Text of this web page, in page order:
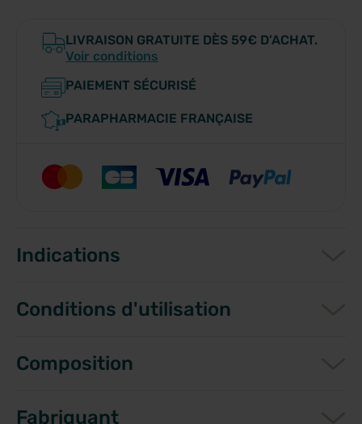
LIVRAISON GRATUITE DÈS 59€ D’ACHAT.
Voir conditions
PAIEMENT SÉCURISÉ
PARAPHARMACIE FRANÇAISE
Indications
Conditions d'utilisation
Composition
Fabriquant